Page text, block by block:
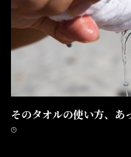
そのタオルの使い方、あ